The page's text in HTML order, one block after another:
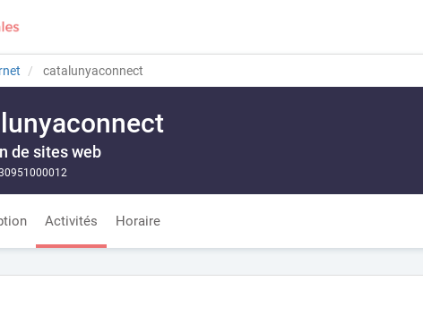
catalunyaconnect
de sites web
Activités Horaire